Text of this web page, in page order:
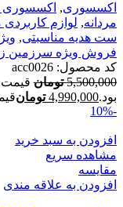
اکسسوری, اکسسوری
مردانه, لوازم
ست هدیه مناسبتی,
فروش ویژه سرزمین
کد محصول: acc0026
5,500,000 تومان
بود.4,990,000 تومانقیمت
-10%
افزودن به سبد خرید
مشاهده سریع
مقایسه
افزودن به علاقه مندی